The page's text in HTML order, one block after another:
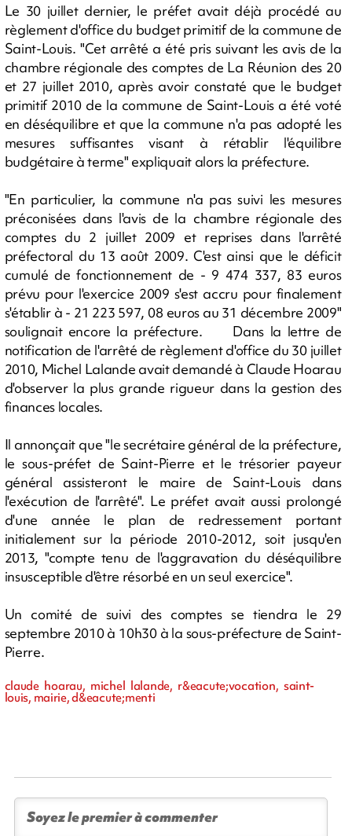
Le 30 juillet dernier, le préfet avait déjà procédé au
règlement d'office du budget primitif de la commune de
Saint-Louis. "Cet arrêté a été pris suivant les avis de la
chambre régionale des comptes de La Réunion des 20
et 27 juillet 2010, après avoir constaté que le budget
primitif 2010 de la commune de Saint-Louis a été voté
en déséquilibre et que la commune n'a pas adopté les
mesures suffisantes visant à rétablir l'équilibre
budgétaire à terme" expliquait alors la préfecture.
"En particulier, la commune n'a pas suivi les mesures
préconisées dans l'avis de la chambre régionale des
comptes du 2 juillet 2009 et reprises dans l'arrêté
préfectoral du 13 août 2009. C'est ainsi que le déficit
cumulé de fonctionnement de - 9 474 337, 83 euros
prévu pour l'exercice 2009 s'est accru pour finalement
s'établir à - 21 223 597, 08 euros au 31 décembre 2009"
soulignait encore la préfecture. Dans la lettre de
notification de l'arrêté de règlement d'office du 30 juillet
2010, Michel Lalande avait demandé à Claude Hoarau
d'observer la plus grande rigueur dans la gestion des
finances locales.
Il annonçait que "le secrétaire général de la préfecture,
le sous-préfet de Saint-Pierre et le trésorier payeur
général assisteront le maire de Saint-Louis dans
l'exécution de l'arrêté". Le préfet avait aussi prolongé
d'une année le plan de redressement portant
initialement sur la période 2010-2012, soit jusqu'en
2013, "compte tenu de l'aggravation du déséquilibre
insusceptible d'être résorbé en un seul exercice".
Un comité de suivi des comptes se tiendra le 29
septembre 2010 à 10h30 à la sous-préfecture de Saint-
Pierre.
claude hoarau, michel lalande, r&eacute;vocation, saint-
louis, mairie, d&eacute;menti